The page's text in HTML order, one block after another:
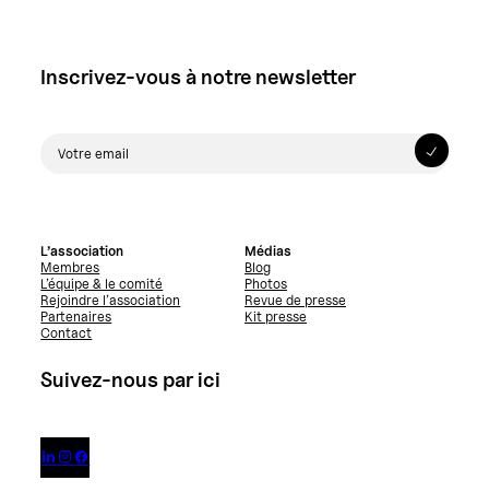
Inscrivez-vous à notre newsletter
L’association
Membres
L’équipe & le comité
Rejoindre l’association
Partenaires
Contact
Médias
Blog
Photos
Revue de presse
Kit presse
Suivez-nous par ici
  